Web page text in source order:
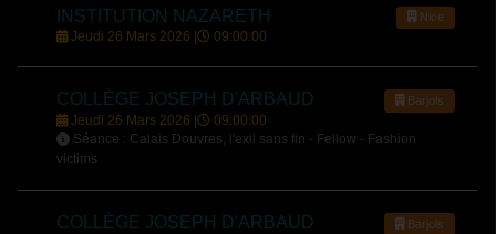
INSTITUTION NAZARETH Nice
Jeudi 26 Mars 2026 | 09:00:00
COLLÈGE JOSEPH D'ARBAUD Barjols
Jeudi 26 Mars 2026 |
09:00:00
Séance : Calais Douvres, l'exil sans fin - Fellow - Fashion
victims
COLLÈGE JOSEPH D'ARBAUD Barjols